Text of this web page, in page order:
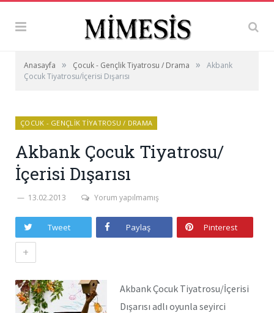
Anasayfa » Çocuk - Gençlik Tiyatrosu / Drama »
Akbank
Çocuk Tiyatrosu/İçerisi Dışarısı
ÇOCUK - GENÇLIK TIYATROSU / DRAMA
Akbank Çocuk Tiyatrosu/
İçerisi Dışarısı
13.02.2013 Yorum yapılmamış
Tweet Paylaş Pinterest
+
Akbank Çocuk Tiyatrosu/İçerisi
Dışarısı adlı oyunla seyirci